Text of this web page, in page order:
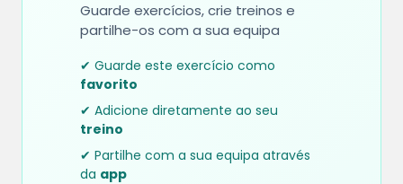
Guarde exercícios, crie treinos e
partilhe-os com a sua equipa
✔ Guarde este exercício como
favorito
✔ Adicione diretamente ao seu
treino
✔ Partilhe com a sua equipa através
da app